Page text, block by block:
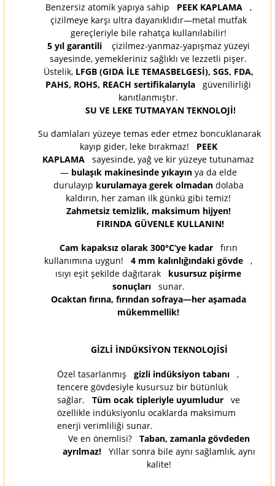
Benzersiz atomik yapıya sahip PEEK KAPLAMA ,
çizilmeye karşı ultra dayanıklıdır—metal mutfak
gereçleriyle bile rahatça kullanılabilir!
5 yıl garantili
çizilmez-yanmaz-yapışmaz yüzeyi
sayesinde, yemekleriniz sağlıklı ve lezzetli pişer.
Üstelik, LFGB (GIDA İLE TEMASBELGESİ), SGS, FDA,
PAHS, ROHS, REACH sertifikalarıyla güvenilirliği
kanıtlanmıştır.
SU VE LEKE TUTMAYAN TEKNOLOJİ!
Su damlaları yüzeye temas eder etmez boncuklanarak
kayıp gider, leke bırakmaz! PEEK
KAPLAMA sayesinde, yağ ve kir yüzeye tutunamaz
— bulaşık makinesinde yıkayın ya da elde
durulayıp kurulamaya gerek olmadan dolaba
kaldırın, her zaman ilk günkü gibi temiz!
Zahmetsiz temizlik, maksimum hijyen!
FIRINDA GÜVENLE KULLANIN!
Cam kapaksız olarak 300°C’ye kadar fırın
kullanımına uygun! 4 mm kalınlığındaki gövde ,
ısıyı eşit şekilde dağıtarak kusursuz pişirme
sonuçları sunar.
Ocaktan fırına, fırından sofraya—her aşamada
mükemmellik!
GİZLİ İNDÜKSİYON TEKNOLOJİSİ
Özel tasarlanmış gizli indüksiyon tabanı ,
tencere gövdesiyle kusursuz bir bütünlük
sağlar. Tüm ocak tipleriyle uyumludur ve
özellikle indüksiyonlu ocaklarda maksimum
enerji verimliliği sunar.
Ve en önemlisi? Taban, zamanla gövdeden
ayrılmaz! Yıllar sonra bile aynı sağlamlık, aynı
kalite!